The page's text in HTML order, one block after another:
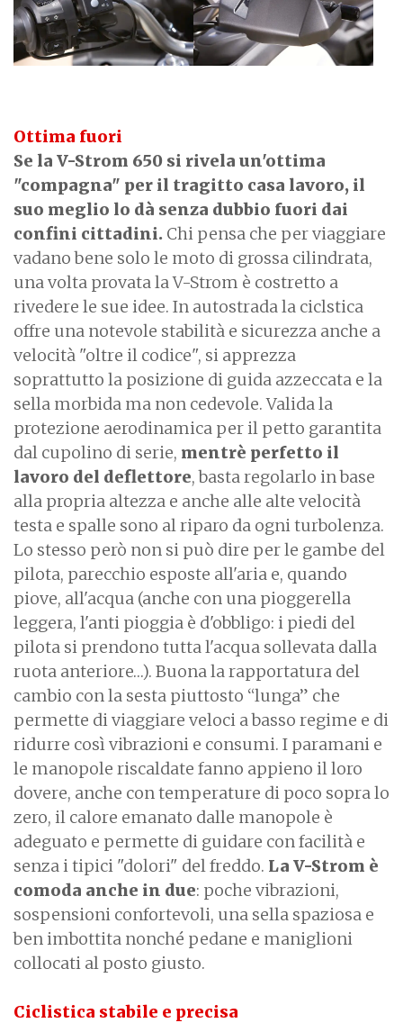
Ottima fuori
Se la V-Strom 650 si rivela un'ottima
"compagna" per il tragitto casa lavoro, il
suo meglio lo dà senza dubbio fuori dai
confini cittadini. Chi pensa che per viaggiare
vadano bene solo le moto di grossa cilindrata,
una volta provata la V-Strom è costretto a
rivedere le sue idee. In autostrada la ciclstica
offre una notevole stabilità e sicurezza anche a
velocità "oltre il codice", si apprezza
soprattutto la posizione di guida azzeccata e la
sella morbida ma non cedevole. Valida la
protezione aerodinamica per il petto garantita
dal cupolino di serie, mentrè perfetto il
lavoro del deflettore, basta regolarlo in base
alla propria altezza e anche alle alte velocità
testa e spalle sono al riparo da ogni turbolenza.
Lo stesso però non si può dire per le gambe del
pilota, parecchio esposte all'aria e, quando
piove, all'acqua (anche con una pioggerella
leggera, l'anti pioggia è d'obbligo: i piedi del
pilota si prendono tutta l'acqua sollevata dalla
ruota anteriore…). Buona la rapportatura del
cambio con la sesta piuttosto “lunga” che
permette di viaggiare veloci a basso regime e di
ridurre così vibrazioni e consumi. I paramani e
le manopole riscaldate fanno appieno il loro
dovere, anche con temperature di poco sopra lo
zero, il calore emanato dalle manopole è
adeguato e permette di guidare con facilità e
senza i tipici "dolori" del freddo. La V-Strom è
comoda anche in due: poche vibrazioni,
sospensioni confortevoli, una sella spaziosa e
ben imbottita nonché pedane e maniglioni
collocati al posto giusto.
Ciclistica stabile e precisa